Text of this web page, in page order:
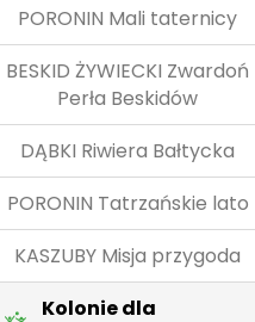
PORONIN Mali taternicy
BESKID ŻYWIECKI Zwardoń
Perła Beskidów
DĄBKI Riwiera Bałtycka
PORONIN Tatrzańskie lato
KASZUBY Misja przygoda
Kolonie dla